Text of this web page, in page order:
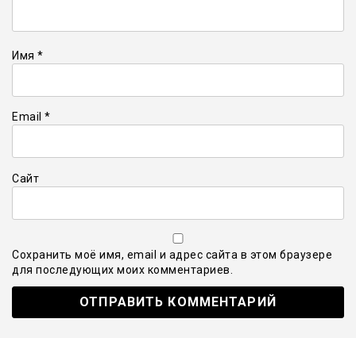
Имя *
Email *
Сайт
Сохранить моё имя, email и адрес сайта в этом браузере
для последующих моих комментариев.